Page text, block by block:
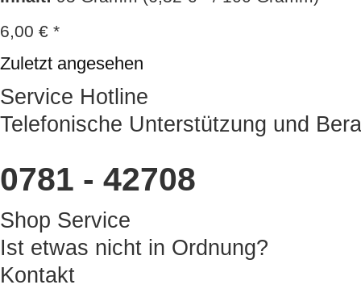
6,00 € *
Zuletzt angesehen
Service Hotline
Telefonische Unterstützung und
0781 - 42708
Shop Service
Ist etwas nicht in Ordnung?
Kontakt